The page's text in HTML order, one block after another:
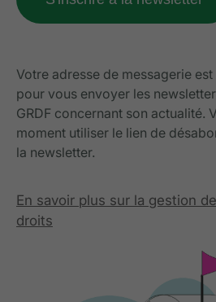
Votre adresse de messagerie
pour vous envoyer les
GRDF concernant son actualité.
moment utiliser le lien de
la newsletter.
En savoir plus sur la gestion
droits